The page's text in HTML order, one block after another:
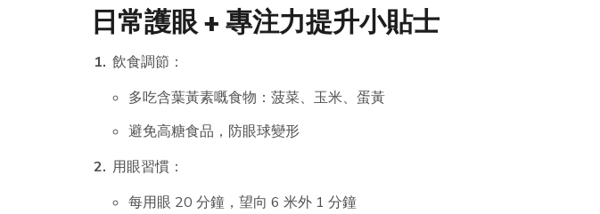
日常護眼 + 專注力提升小貼士
飲食調節：
多吃含葉黃素嘅食物：菠菜、玉米、蛋黃
避免高糖食品，防眼球變形
用眼習慣：
每用眼 20 分鐘，望向 6 米外 1 分鐘